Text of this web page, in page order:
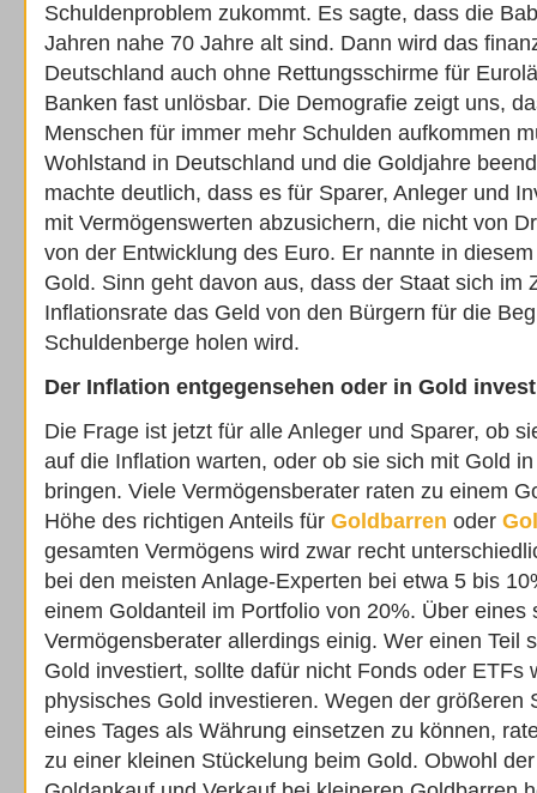
Schuldenproblem zukommt. Es sagte, dass die
Jahren nahe 70 Jahre alt sind. Dann wird das
Deutschland auch ohne Rettungsschirme für
Banken fast unlösbar. Die Demografie zeigt uns,
Menschen für immer mehr Schulden aufkommen
Wohlstand in Deutschland und die Goldjahre
machte deutlich, dass es für Sparer, Anleger und
mit Vermögenswerten abzusichern, die nicht von
von der Entwicklung des Euro. Er nannte in
Gold. Sinn geht davon aus, dass der Staat sich im
Inflationsrate das Geld von den Bürgern für die
Schuldenberge holen wird.
Der Inflation entgegensehen oder in Gold
Die Frage ist jetzt für alle Anleger und Sparer, ob
auf die Inflation warten, oder ob sie sich mit Gold
bringen. Viele Vermögensberater raten zu einem
Höhe des richtigen Anteils für Goldbarren oder
gesamten Vermögens wird zwar recht
bei den meisten Anlage-Experten bei etwa 5 bis
einem Goldanteil im Portfolio von 20%. Über eines
Vermögensberater allerdings einig. Wer einen Teil
Gold investiert, sollte dafür nicht Fonds oder ETFs
physisches Gold investieren. Wegen der größeren
eines Tages als Währung einsetzen zu können,
zu einer kleinen Stückelung beim Gold. Obwohl